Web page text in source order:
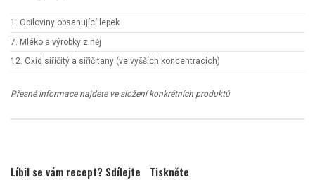
1. Obiloviny obsahující lepek
7. Mléko a výrobky z něj
12. Oxid siřičitý a siřičitany (ve vyšších koncentracích)
Přesné informace najdete ve složení konkrétních produktů
Líbil se vám recept? Sdílejte Tiskněte